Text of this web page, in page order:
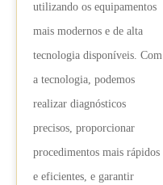
utilizando os equipamentos
mais modernos e de alta
tecnologia disponíveis. Com
a tecnologia, podemos
realizar diagnósticos
precisos, proporcionar
procedimentos mais rápidos
e eficientes, e garantir